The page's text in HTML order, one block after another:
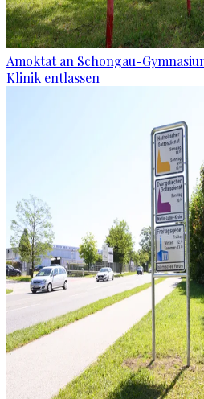
Amoktat an Schongau-
Klinik entlassen